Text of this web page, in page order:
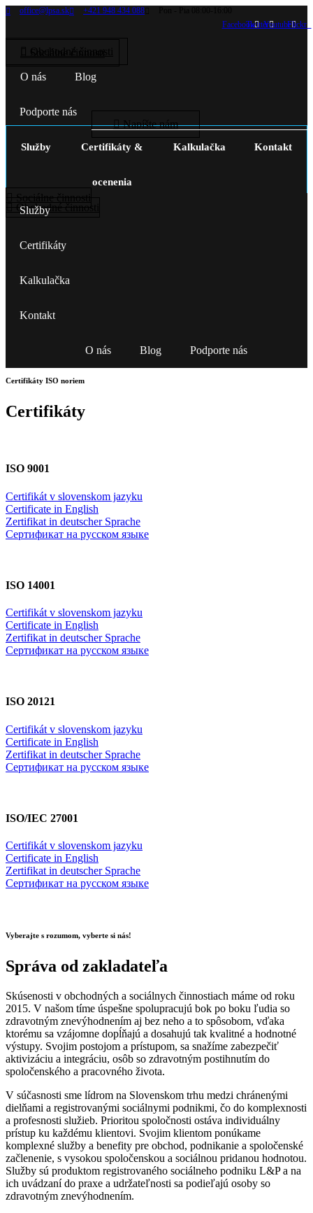
office@lpsa.sk +421 948 434 088
FacebookTwitterYoutubeFlickr
O nás
Blog
Podporte nás
Napíšte nám
Služby Certifikáty &
ocenenia
Kalkulačka Kontakt
Obchodné činnosti
Služby
Certifikáty
Kalkulačka
Kontakt
O nás Blog Podporte nás
Certifikáty ISO noriem
Certifikáty
ISO 9001
Certifikát v slovenskom jazyku
Certificate in English
Zertifikat in deutscher Sprache
Сертификат на русском языке
ISO 14001
Certifikát v slovenskom jazyku
Certificate in English
Zertifikat in deutscher Sprache
Сертификат на русском языке
ISO 20121
Certifikát v slovenskom jazyku
Certificate in English
Zertifikat in deutscher Sprache
Сертификат на русском языке
ISO/IEC 27001
Certifikát v slovenskom jazyku
Certificate in English
Zertifikat in deutscher Sprache
Сертификат на русском языке
Vyberajte s rozumom, vyberte si nás!
Správa od zakladateľa
Skúsenosti v obchodných a sociálnych činnostiach máme od roku
2015. V našom tíme úspešne spolupracujú bok po boku ľudia so
zdravotným znevýhodnením aj bez neho a to spôsobom, vďaka
ktorému sa vzájomne dopĺňajú a dosahujú tak kvalitné a hodnotné
výstupy. Svojim postojom a prístupom, sa snažíme zabezpečiť
aktivizáciu a integráciu, osôb so zdravotným postihnutím do
spoločenského a pracovného života.
V súčasnosti sme lídrom na Slovenskom trhu medzi chránenými
dielňami a registrovanými sociálnymi podnikmi, čo do komplexnosti
a profesnosti služieb. Prioritou spoločnosti ostáva individuálny
prístup ku každému klientovi. Svojim klientom ponúkame
komplexné služby a benefity pre obchod, podnikanie a spoločenské
začlenenie, s vysokou spoločenskou a sociálnou pridanou hodnotou.
Služby sú produktom registrovaného sociálneho podniku L&P a na
ich uvádzaní do praxe a udržateľnosti sa podieľajú osoby so
zdravotným znevýhodnením.